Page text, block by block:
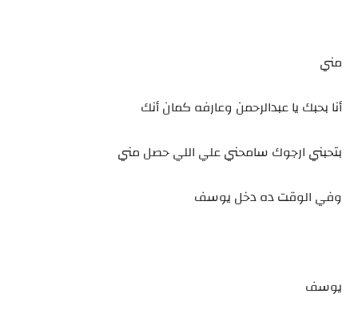
مني
أنا بحبك يا عبدالرحمن وعارفه كمان أنك
بتحبني ارجوك سامحني علي اللي حصل مني
وفي الوقت ده دخل يوسف
يوسف